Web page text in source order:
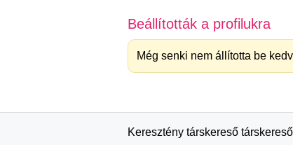
Beállították a profilukra
Még senki nem állította be
Keresztény társkereső